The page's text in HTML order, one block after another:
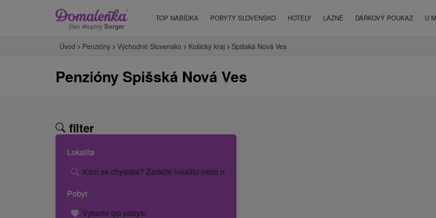
člen skupiny Sorger
TOP NABÍDKA POBYTY SLOVENSKO HOTELY LÁZNĚ DÁRKOVÝ POUKAZ U
Úvod Penzióny Východné Slovensko Košický kraj Spišská Nová Ves
Penzióny Spišská Nová Ves
filter
Lokalita
Kam se chystáte? Zadejte lokalitu nebo název hotelu.
Pobyt
Vyberte typ pobytu